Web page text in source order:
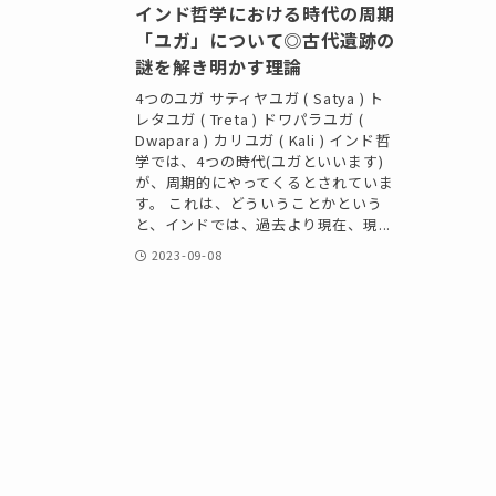
インド哲学における時代の周期
「ユガ」について◎古代遺跡の
謎を解き明かす理論
4つのユガ サティヤユガ ( Satya ) ト
レタユガ ( Treta ) ドワパラユガ (
Dwapara ) カリユガ ( Kali ) インド哲
学では、4つの時代(ユガといいます)
が、周期的にやってくるとされていま
す。 これは、どういうことかという
と、インドでは、過去より現在、現...
2023-09-08